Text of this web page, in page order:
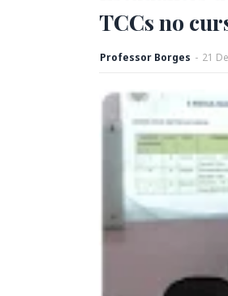
TCCs no
Professor Borges - 21 De